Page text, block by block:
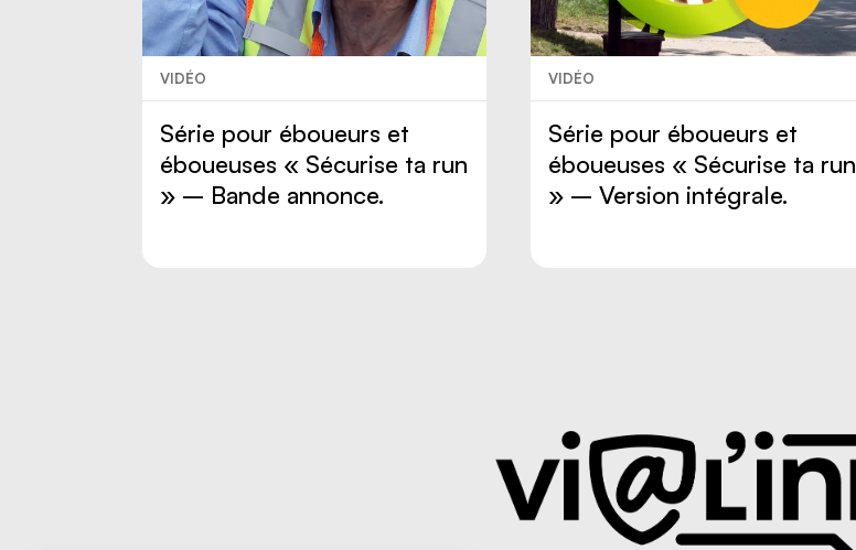
VIDÉO
Série pour éboueurs et
éboueuses « Sécurise ta run
» – Bande annonce.
VIDÉO
Série pour éboueurs et
éboueuses « Sécurise ta run
» – Version intégrale.